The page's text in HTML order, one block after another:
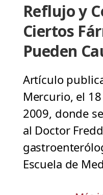
Reflujo y
Ciertos
Pueden
Artículo
Mercurio, el
2009, donde
al Doctor
Escuela de